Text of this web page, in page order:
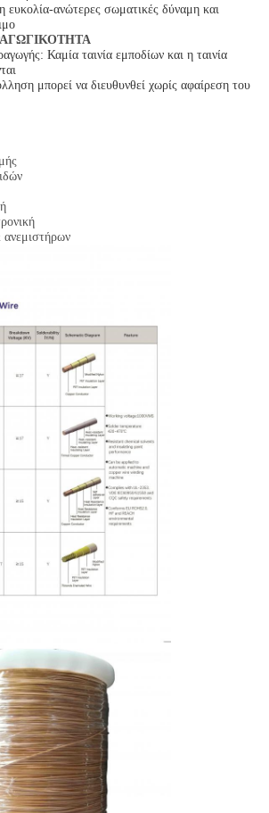
ανώτερες σωματικές δύναμη και
Καμία ταινία εμποδίων και η ταινία
μπορεί να διευθυνθεί χωρίς αφαίρεση του